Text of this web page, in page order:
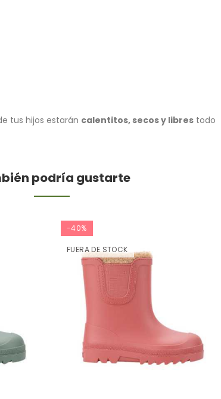
tus hijos estarán calentitos, secos y libres todo
podría gustarte
-40%
FUERA DE STOCK